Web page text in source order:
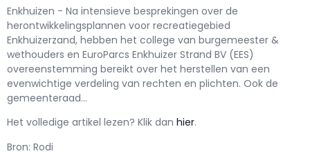
Enkhuizen - Na intensieve besprekingen over de
herontwikkelingsplannen voor recreatiegebied
Enkhuizerzand, hebben het college van burgemeester &
wethouders en EuroParcs Enkhuizer Strand BV (EES)
overeenstemming bereikt over het herstellen van een
evenwichtige verdeling van rechten en plichten. Ook de
gemeenteraad...
Het volledige artikel lezen? Klik dan hier.
Bron: Rodi